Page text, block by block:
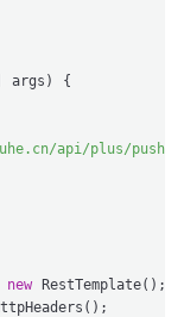
args) {
api/plus/
new RestTemplate();